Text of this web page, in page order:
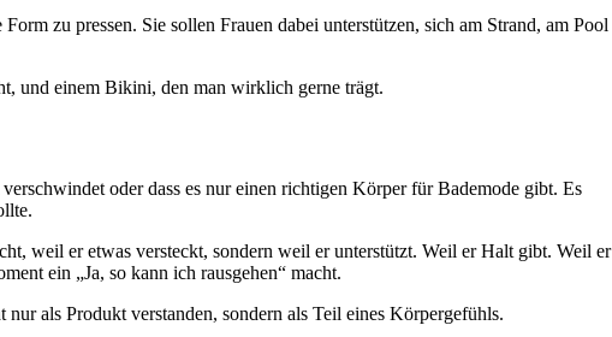
zu pressen. Sie sollen Frauen dabei unterstützen, sich am Strand, am Pool
und einem Bikini, den man wirklich gerne trägt.
oder dass es nur einen richtigen Körper für Bademode gibt. Es
weil er etwas versteckt, sondern weil er unterstützt. Weil er Halt gibt. Weil er
ein „Ja, so kann ich rausgehen“ macht.
als Produkt verstanden, sondern als Teil eines Körpergefühls.